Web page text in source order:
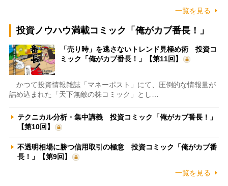
一覧を見る
投資ノウハウ満載コミック「俺がカブ番長！」
「売り時」を逃さないトレンド見極め術 投資コ
ミック「俺がカブ番長！」【第11回】
かつて投資情報雑誌「マネーポスト」にて、圧倒的な情報量が
詰め込まれた「天下無敵の株コミック」とし…
テクニカル分析・集中講義 投資コミック「俺がカブ番長！」
【第10回】
不透明相場に勝つ信用取引の極意 投資コミック「俺がカブ番
長！」【第9回】
一覧を見る